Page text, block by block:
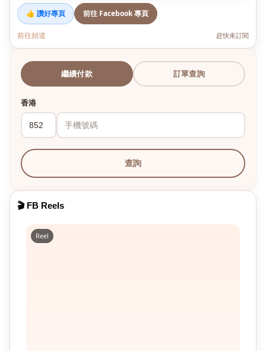
👍 讚好專頁 前往 Facebook 專頁
前往頻道 趕快來訂閱
繼續付款 訂單查詢
香港
查詢
🎬 FB Reels
Reel